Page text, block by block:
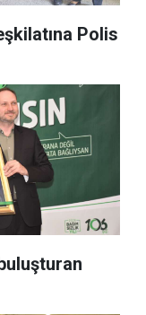
Polis